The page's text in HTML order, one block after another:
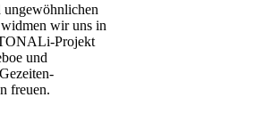
ungewöhnlichen
widmen wir uns in
TONALi-Projekt
und
freuen.